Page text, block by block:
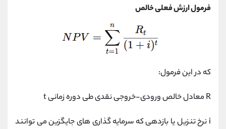
فرمول ارزش فعلی خالص
که در این فرمول:
R معادل خالص ورودی-خروجی نقدی طی دوره زمانی t
i نرخ تنزیل یا بازدهی که سرمایه گذاری های جایگزین می توانند